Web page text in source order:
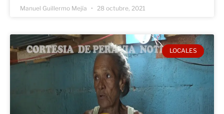
Manuel Guillermo Mejía 28 octubre, 2021
LOCALES